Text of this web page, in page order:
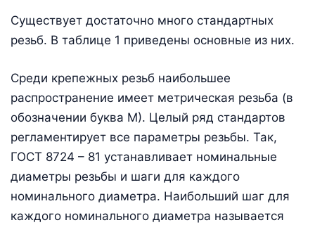
Существует достаточно много стандартных
резьб. В таблице 1 приведены основные из них.
Среди крепежных резьб наибольшее
распространение имеет метрическая резьба (в
обозначении буква М). Целый ряд стандартов
регламентирует все параметры резьбы. Так,
ГОСТ 8724 – 81 устанавливает номинальные
диаметры резьбы и шаги для каждого
номинального диаметра. Наибольший шаг для
каждого номинального диаметра называется